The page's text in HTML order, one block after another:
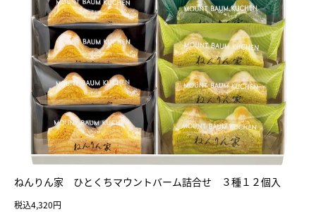
ねんりん家 ひとくちマウントバーム詰合せ ３種１２個入
税込4,320円